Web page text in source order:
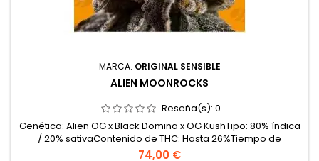
MARCA: ORIGINAL SENSIBLE
ALIEN MOONROCKS
Reseña(s): 0
Genética: Alien OG x Black Domina x OG KushTipo: 80% índica
/ 20% sativaContenido de THC: Hasta 26%Tiempo de
floración: 8–9 semanas en interiorProducción en
74,00 €